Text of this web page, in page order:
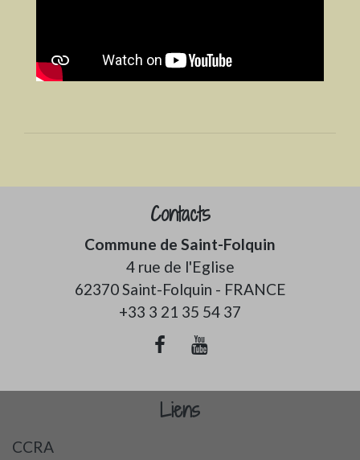
Contacts
Commune de Saint-Folquin
4 rue de l'Eglise
62370 Saint-Folquin - FRANCE
+33 3 21 35 54 37
Liens
CCRA